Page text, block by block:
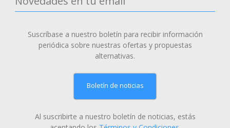
Suscríbase a nuestro boletín para recibir información
periódica sobre nuestras ofertas y propuestas
alternativas.
Boletín de noticias
Al suscribirte a nuestro boletín de noticias, estás